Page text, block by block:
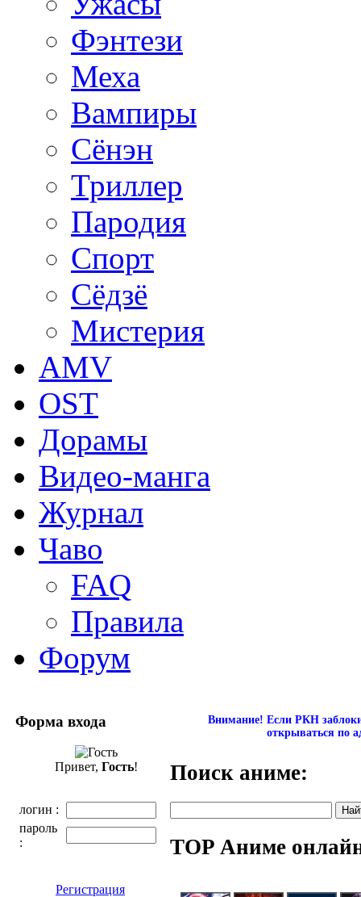
Фэнтези
Меха
Вампиры
Сёнэн
Триллер
Пародия
Спорт
Сёдзё
Мистерия
AMV
OST
Дорамы
Видео-манга
Журнал
Чаво
FAQ
Правила
Форум
Форма входа
Привет, Гость!
логин :
пароль
:
Регистрация
Внимание! Если РКН
открываться по
Поиск аниме:
TOP Аниме